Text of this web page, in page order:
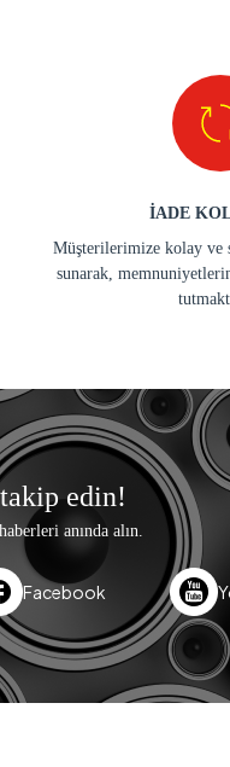
İADE
Müşterilerimize kolay ve
sunarak,
edin!
anında alın.
Facebook